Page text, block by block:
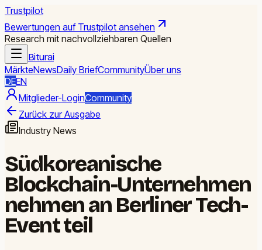
Trustpilot
Bewertungen auf Trustpilot ansehen
Research mit nachvollziehbaren Quellen
Biturai
MärkteNewsDaily BriefCommunityÜber uns
DEEN
Mitglieder-LoginCommunity
Zurück zur Ausgabe
Industry News
Südkoreanische
Blockchain-Unternehmen
nehmen an Berliner Tech-
Event teil